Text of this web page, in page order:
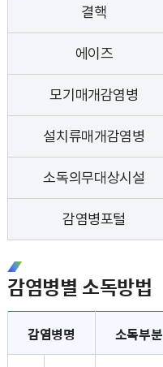
결핵
에이즈
모기매개감염병
설치류매개감염병
소독의무대상시설
감염병포털
감염병별 소독방법
감염병명 소독부분